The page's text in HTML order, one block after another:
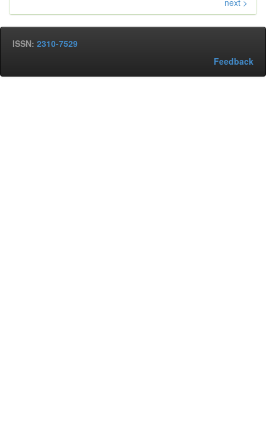
next >
ISSN: 2310-7529
Feedback